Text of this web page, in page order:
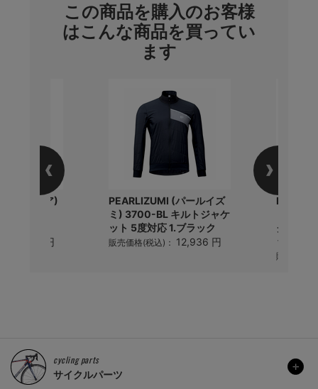
この商品を購入のお客様
はこんな商品を買ってい
ます
イタリア)
16,363 円
PEARLIZUMI (パールイズ
ミ) 3700-BL キルトジャケ
ット 5度対応 1.ブラック
販売価格(税込)： 12,936 円
ク ハン
ック
販売価格(
cycling parts
サイクルパーツ